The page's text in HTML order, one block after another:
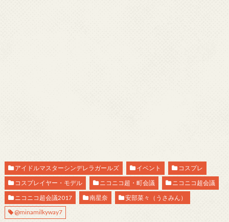
アイドルマスターシンデレラガールズ イベント
コスプレ
コスプレイヤー・モデル
ニコニコ超・町会議
ニコニコ超会議
ニコニコ超会議2017
南星奈
安部菜々（うさみん）
@minamilkyway7